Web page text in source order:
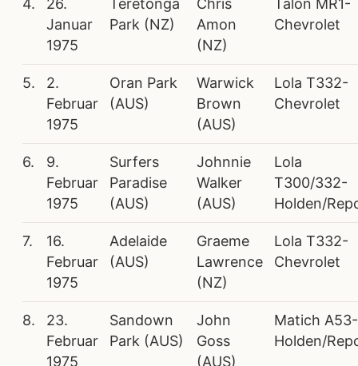
4.
26.
Januar
1975
Teretonga
Park (NZ)
Chris
Amon
(NZ)
Talon MR1-
Chevrolet
5.
2.
Februar
1975
Oran Park
(AUS)
Warwick
Brown
(AUS)
Lola T332-
Chevrolet
6.
9.
Februar
1975
Surfers
Paradise
(AUS)
Johnnie
Walker
(AUS)
Lola
T300/332-
Holden/
7.
16.
Februar
1975
Adelaide
(AUS)
Graeme
Lawrence
(NZ)
Lola T332-
Chevrolet
8.
23.
Februar
1975
Sandown
Park (AUS)
John
Goss
(AUS)
Matich A53-
Holden/